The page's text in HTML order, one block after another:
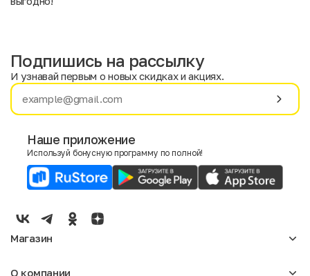
Имя
E-mail
Мужской
Женский
Подпишись на рассылку
И узнавай первым о новых скидках и акциях.
Наше приложение
Используй бонусную программу по полной!
Магазин
О компании